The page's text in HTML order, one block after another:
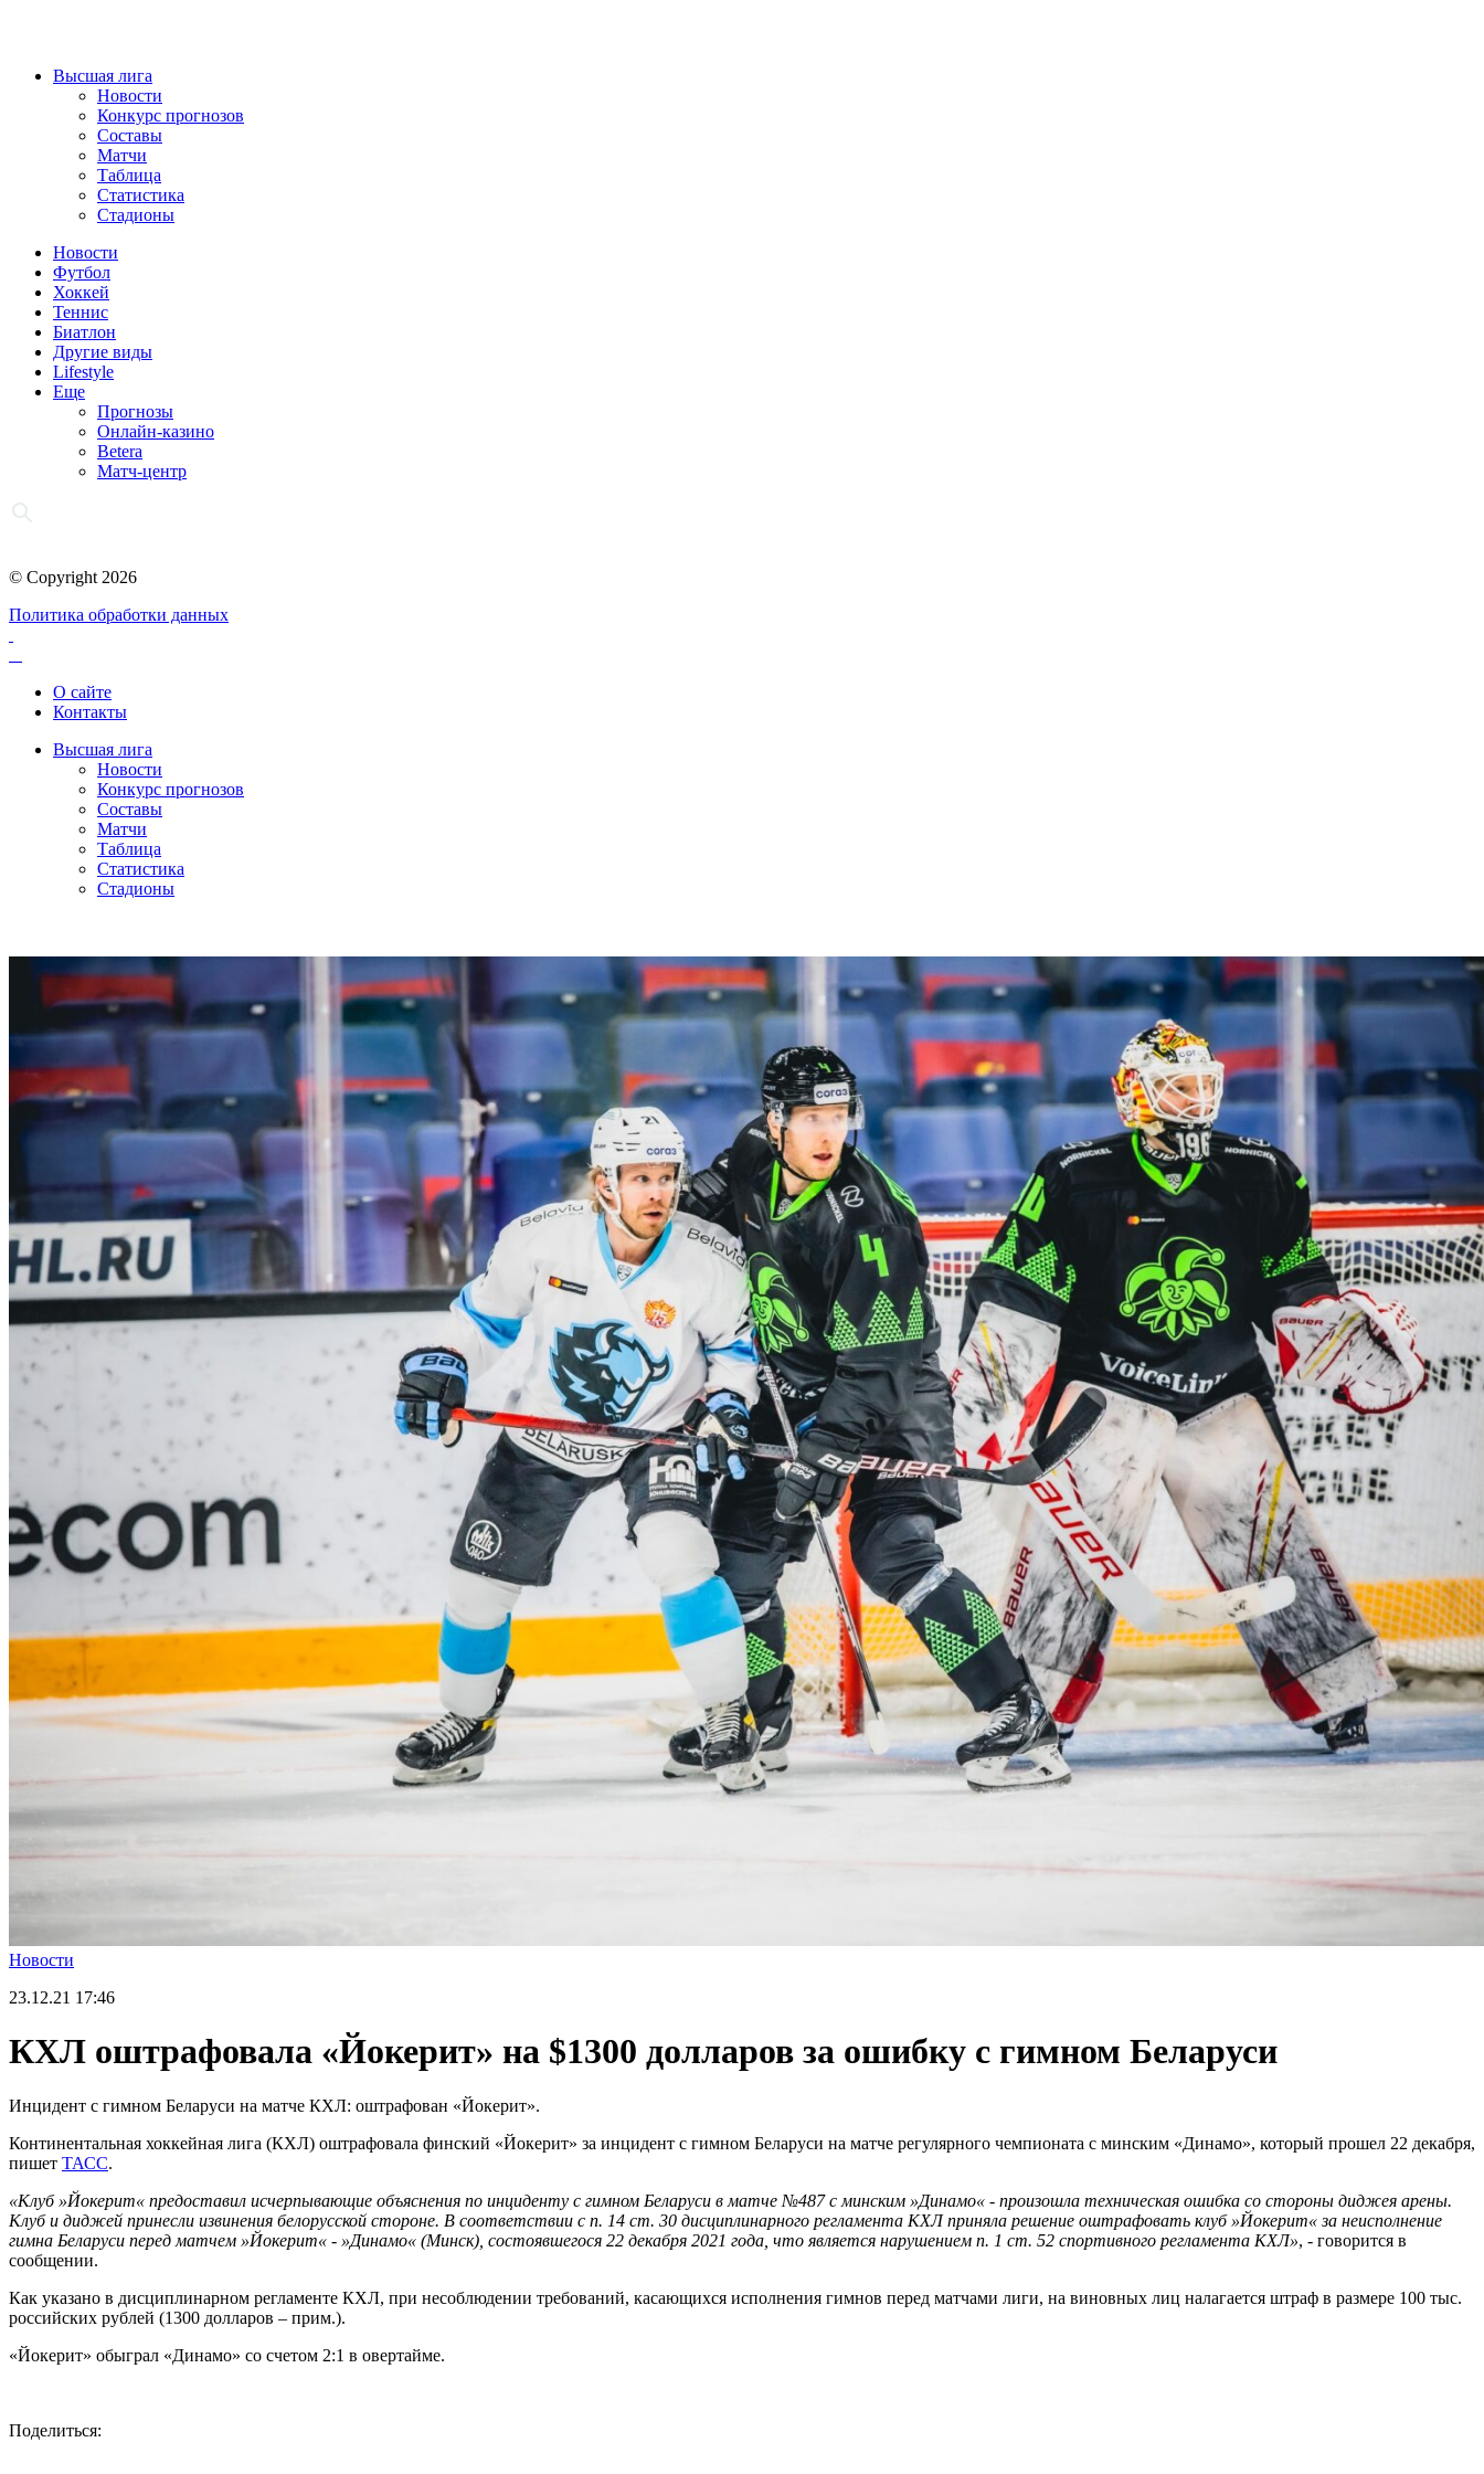
Высшая лига
Новости
Конкурс прогнозов
Составы
Матчи
Таблица
Статистика
Стадионы
Новости
Футбол
Хоккей
Теннис
Биатлон
Другие виды
Lifestyle
Еще
Прогнозы
Онлайн-казино
Betera
Матч-центр
© Copyright 2026
Политика обработки данных
О сайте
Контакты
Высшая лига
Новости
Конкурс прогнозов
Составы
Матчи
Таблица
Статистика
Стадионы
Новости
23.12.21 17:46
КХЛ оштрафовала «Йокерит» на $1300 долларов за ошибку с гимном Беларуси
Инцидент с гимном Беларуси на матче КХЛ: оштрафован «Йокерит».
Континентальная хоккейная лига (КХЛ) оштрафовала финский «Йокерит» за инцидент с гимном Беларуси на матче регулярного чемпионата с минским «Динамо», который прошел 22 декабря,
пишет ТАСС.
«Клуб »Йокерит« предоставил исчерпывающие объяснения по инциденту с гимном Беларуси в матче №487 с минским »Динамо« - произошла техническая ошибка со стороны диджея арены.
Клуб и диджей принесли извинения белорусской стороне. В соответствии с п. 14 ст. 30 дисциплинарного регламента КХЛ приняла решение оштрафовать клуб »Йокерит« за неисполнение
гимна Беларуси перед матчем »Йокерит« - »Динамо« (Минск), состоявшегося 22 декабря 2021 года, что является нарушением п. 1 ст. 52 спортивного регламента КХЛ», - говорится в
сообщении.
Как указано в дисциплинарном регламенте КХЛ, при несоблюдении требований, касающихся исполнения гимнов перед матчами лиги, на виновных лиц налагается штраф в размере 100 тыс.
российских рублей (1300 долларов – прим.).
«Йокерит» обыграл «Динамо» со счетом 2:1 в овертайме.
Поделиться: